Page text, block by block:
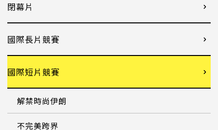
閉幕片
國際長片競賽
國際短片競賽
解禁時尚伊朗
不完美跨界